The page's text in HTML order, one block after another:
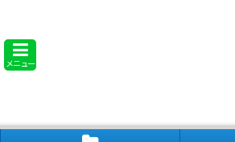
メニュー